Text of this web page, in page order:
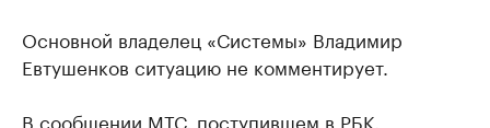
Основной владелец «Системы» Владимир
Евтушенков ситуацию не комментирует.
В сообщении МТС, поступившем в РБК,